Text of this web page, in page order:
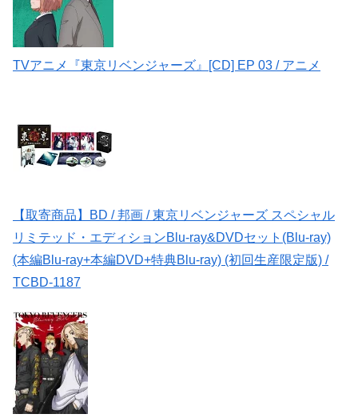
TVアニメ『東京リベンジャーズ』[CD] EP 03 / アニメ
【取寄商品】BD / 邦画 / 東京リベンジャーズ スペシャル
リミテッド・エディションBlu-ray&DVDセット(Blu-ray)
(本編Blu-ray+本編DVD+特典Blu-ray) (初回生産限定版) /
TCBD-1187